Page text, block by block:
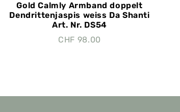
Gold Calmly Armband doppelt
Dendrittenjaspis weiss Da Shanti
Art. Nr. DS54
CHF 98.00